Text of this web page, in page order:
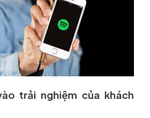
trải nghiệm của khách